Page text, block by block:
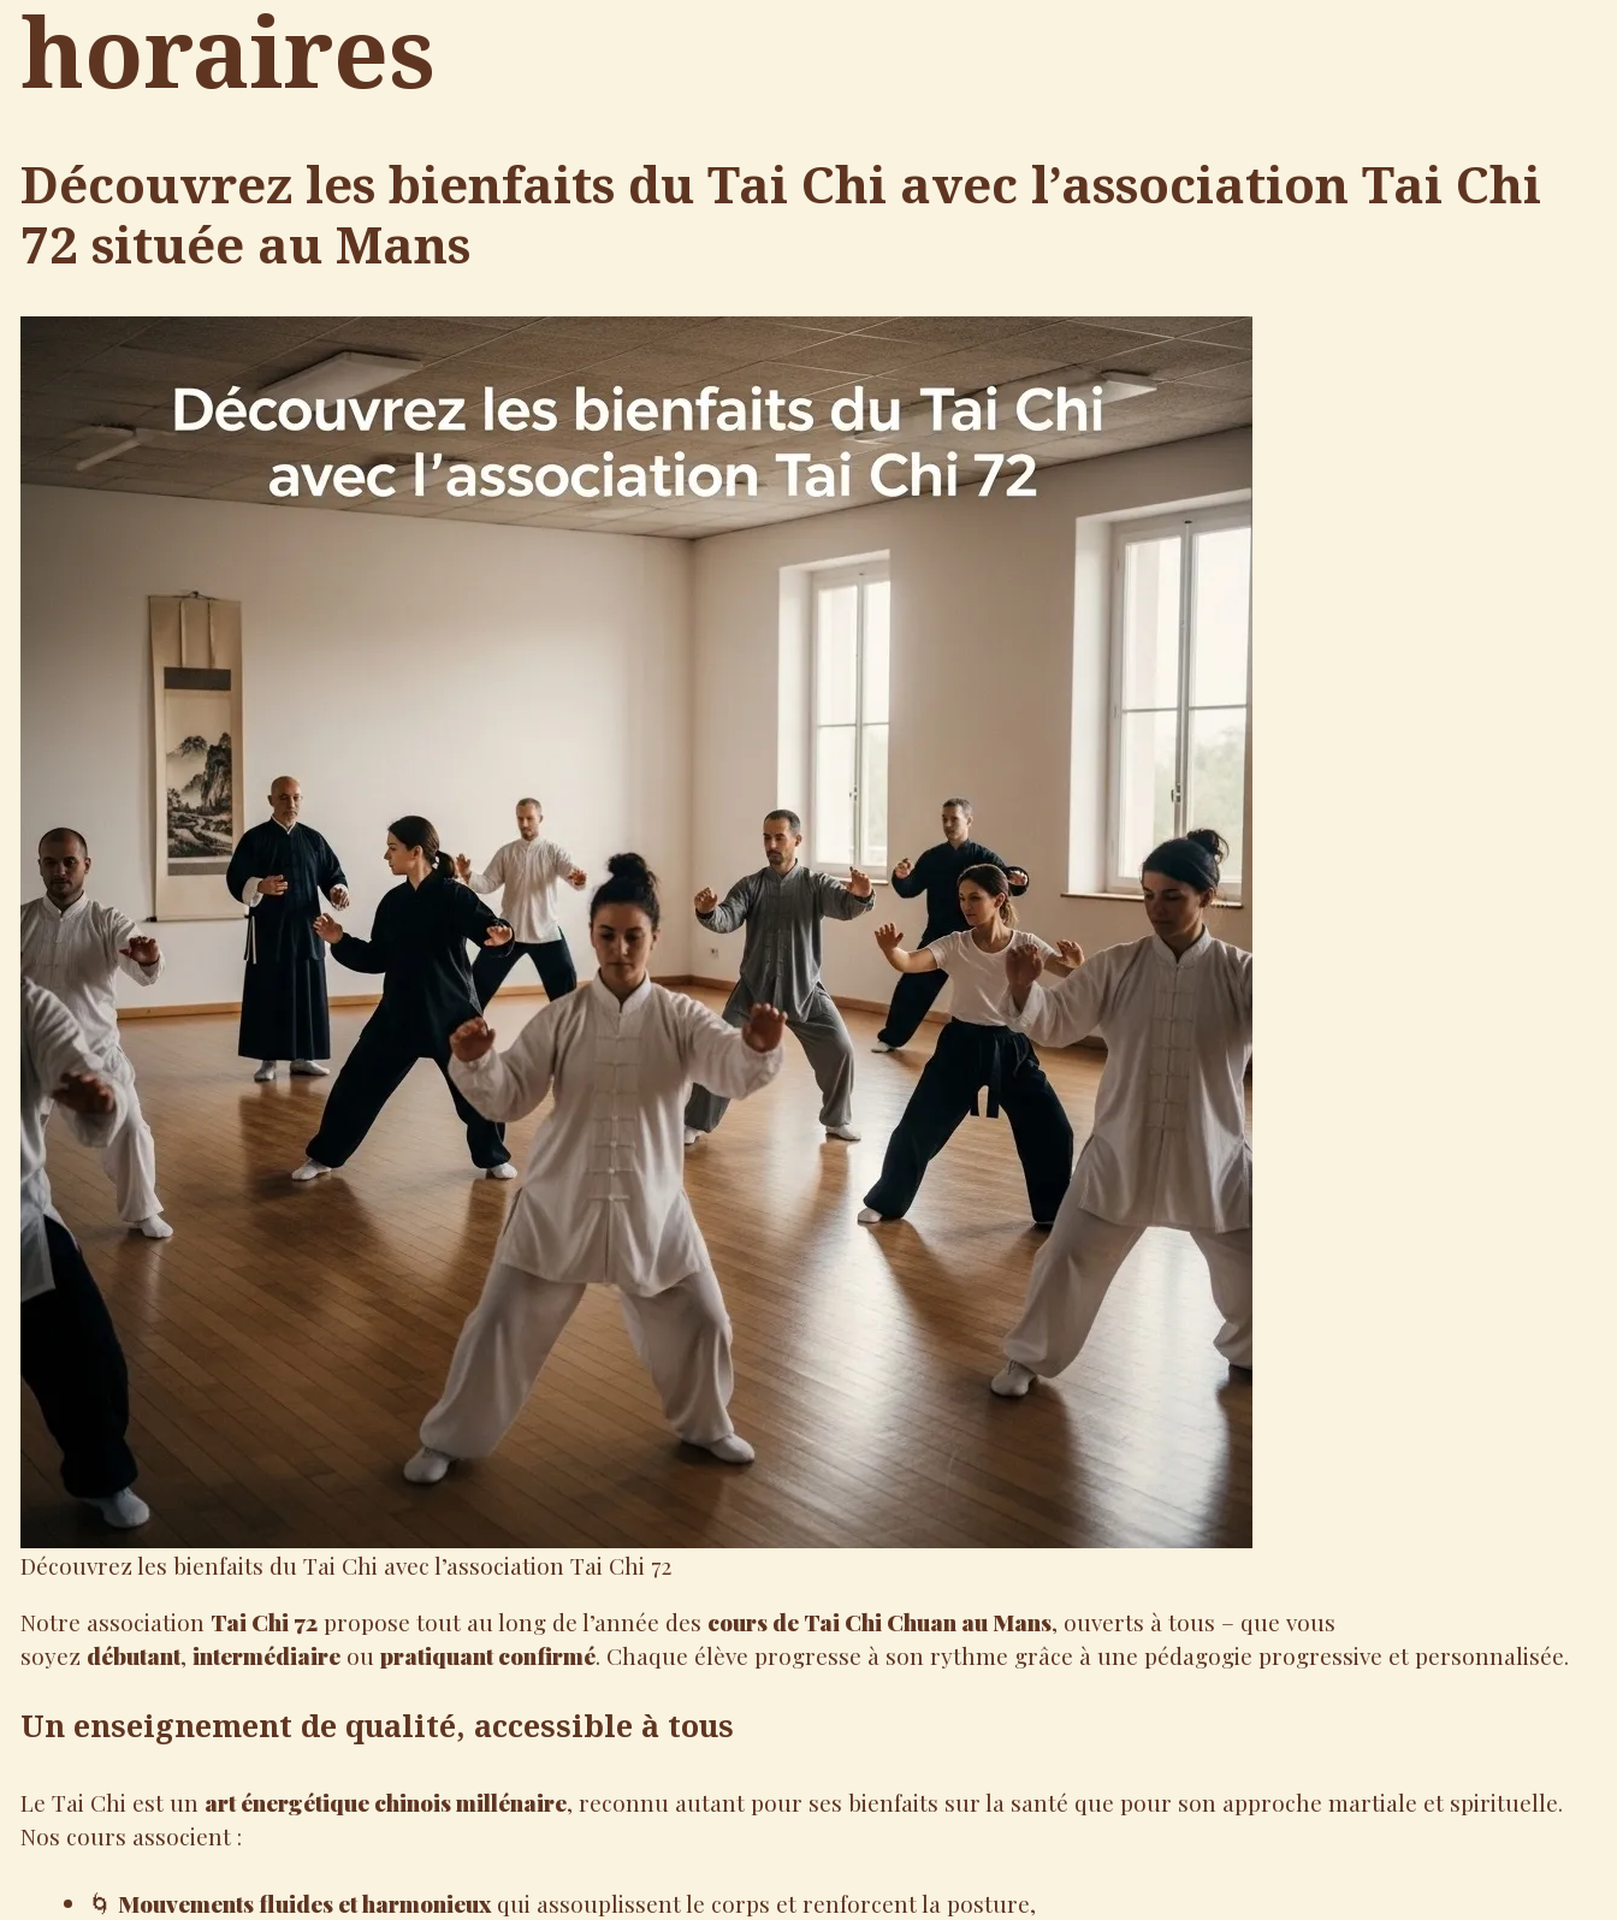
horaires
Découvrez les bienfaits du Tai Chi avec l’association Tai Chi
72 située au Mans
Découvrez les bienfaits du Tai Chi avec l’association Tai Chi 72
Notre association Tai Chi 72propose tout au long de l’année des cours de Tai Chi Chuan au Mans, ouverts à tous – que vous
soyez débutant, intermédiaire ou pratiquant confirmé. Chaque élève progresse à son rythme grâce à une pédagogie progressive et personnalisée.
Un enseignement de qualité, accessible à tous
Le Tai Chi est un art énergétique chinois millénaire, reconnu autant pour ses bienfaits sur la santé que pour son approche martiale et spirituelle.
Nos cours associent :
🌀 Mouvements fluides et harmonieux qui assouplissent le corps et renforcent la posture,